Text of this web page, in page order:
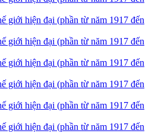
giới hiện đại (phần từ năm 1917 đến
giới hiện đại (phần từ năm 1917 đến
giới hiện đại (phần từ năm 1917 đến
giới hiện đại (phần từ năm 1917 đến
giới hiện đại (phần từ năm 1917 đến
giới hiện đại (phần từ năm 1917 đến